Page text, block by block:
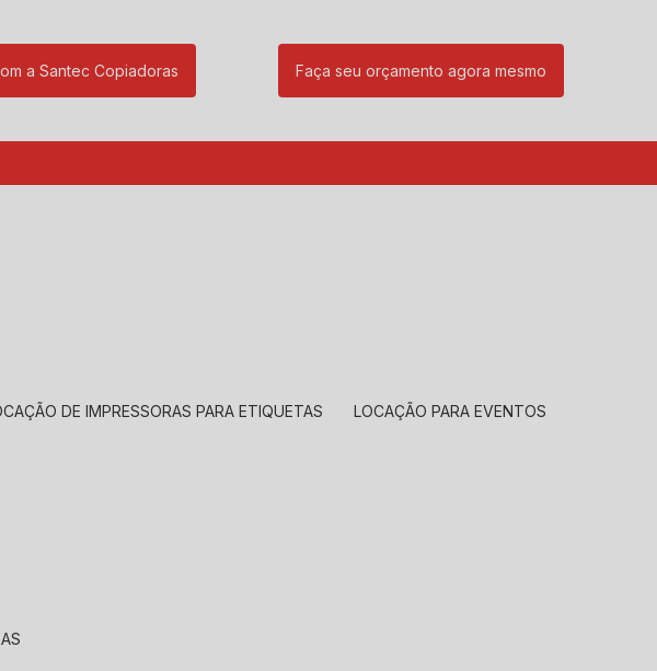
a Santec Copiadoras Faça seu orçamento agora mesmo
DE IMPRESSORAS PARA ETIQUETAS LOCAÇÃO PARA EVENTOS